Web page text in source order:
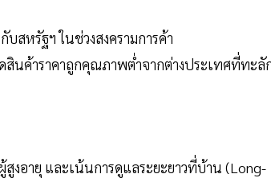
สหรัฐฯ ในช่วงสงครามการค้า
สินค้าราคาถูกคุณภาพต่ำจากต่างประเทศที่ทะลั
งอายุ และเน้นการดูแลระยะยาวที่บ้าน (Long-